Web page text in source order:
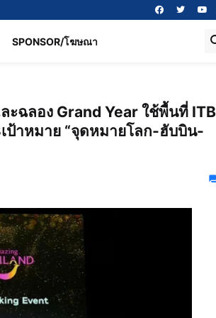
SPONSOR/โฆษณา
ะฉลอง Grand Year ใช้พื้นที่ ITB
ป้าหมาย “จุดหมายโลก-ฮับบิน-